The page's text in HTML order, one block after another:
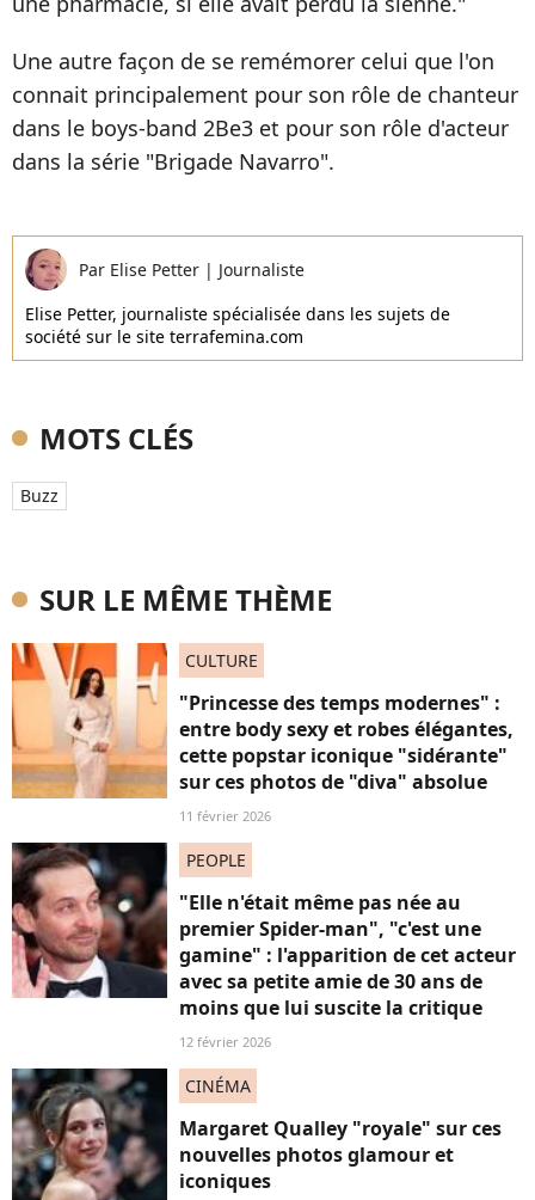
Une autre façon de se remémorer celui que l'on
connait principalement pour son rôle de chanteur
dans le boys-band 2Be3 et pour son rôle d'acteur
dans la série "Brigade Navarro".
Par Elise Petter | Journaliste
Elise Petter, journaliste spécialisée dans les sujets de
société sur le site terrafemina.com
MOTS CLÉS
Buzz
SUR LE MÊME THÈME
CULTURE
"Princesse des temps modernes" :
entre body sexy et robes élégantes,
cette popstar iconique "sidérante"
sur ces photos de "diva" absolue
11 février 2026
PEOPLE
"Elle n'était même pas née au
premier Spider-man", "c'est une
gamine" : l'apparition de cet acteur
avec sa petite amie de 30 ans de
moins que lui suscite la critique
12 février 2026
CINÉMA
Margaret Qualley "royale" sur ces
nouvelles photos glamour et
iconiques